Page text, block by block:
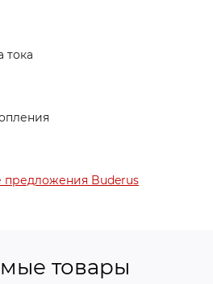
тока
предложения Buderus
товары